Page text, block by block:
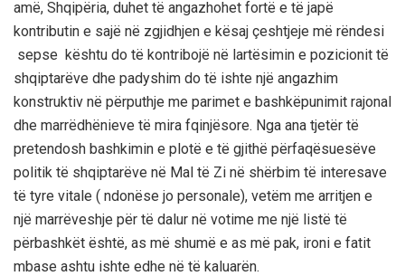
amë, Shqipëria, duhet të angazhohet fortë e të japë
kontributin e sajë në zgjidhjen e kësaj çeshtjeje më rëndesi
sepse kështu do të kontribojë në lartësimin e pozicionit të
shqiptarëve dhe padyshim do të ishte një angazhim
konstruktiv në përputhje me parimet e bashkëpunimit rajonal
dhe marrëdhënieve të mira fqinjësore. Nga ana tjetër të
pretendosh bashkimin e plotë e të gjithë përfaqësuesëve
politik të shqiptarëve në Mal të Zi në shërbim të interesave
të tyre vitale ( ndonëse jo personale), vetëm me arritjen e
një marrëveshje për të dalur në votime me një listë të
përbashkët është, as më shumë e as më pak, ironi e fatit
mbase ashtu ishte edhe në të kaluarën.